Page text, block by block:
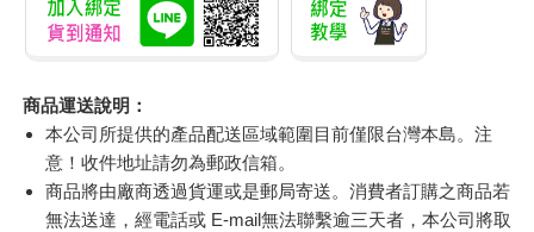
商品運送說明：
本公司所提供的產品配送區域範圍目前僅限台灣本島。注
意！收件地址請勿為郵政信箱。
商品將由廠商透過貨運或是郵局寄送。消費者訂購之商品若
無法送達，經電話或 E-mail無法聯繫逾三天者，本公司將取